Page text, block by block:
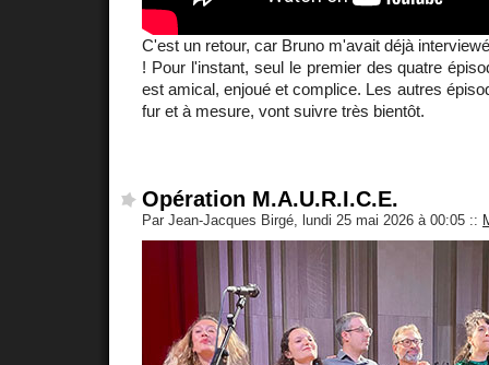
C'est un retour, car Bruno m'avait déjà
! Pour l'instant, seul le premier des quatre
est amical, enjoué et complice. Les autres
fur et à mesure, vont suivre très bientôt.
Opération M.A.U.R.I.C.E.
Par Jean-Jacques Birgé, lundi 25 mai 2026 à 00:05 ::